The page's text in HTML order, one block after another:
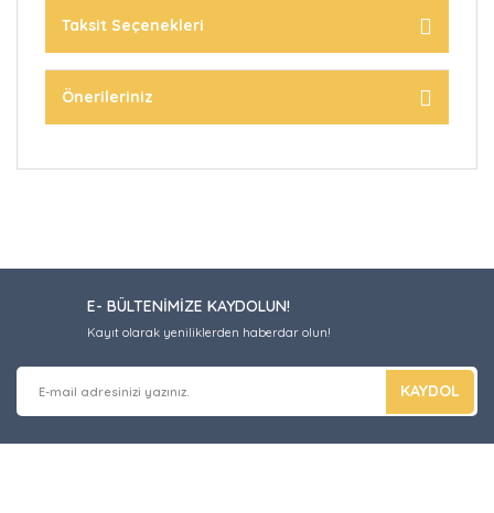
Taksit Seçenekleri
Önerileriniz
E- BÜLTENİMİZE KAYDOLUN!
Kayıt olarak yeniliklerden haberdar olun!
KAYDOL